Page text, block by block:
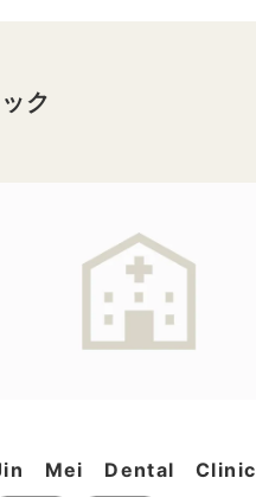
ク
Mei Dental Clinic